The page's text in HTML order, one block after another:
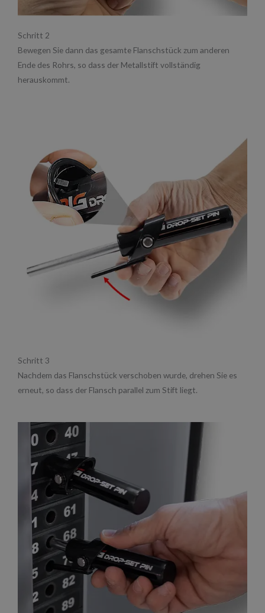
Schritt 2
Bewegen Sie dann das gesamte Flanschstück zum anderen
Ende des Rohrs, so dass der Metallstift vollständig
herauskommt.
Schritt 3
Nachdem das Flanschstück verschoben wurde, drehen Sie es
erneut, so dass der Flansch parallel zum Stift liegt.